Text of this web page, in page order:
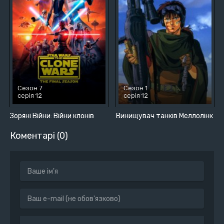
Зоряні Війни: Війни клонів
Сезон 7
серія 12
Винищувач танків Меллолінк
Сезон 1
серія 12
Коментарі (0)